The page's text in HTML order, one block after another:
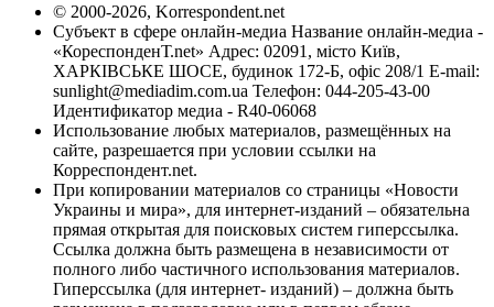
© 2000-2026, Korrespondent.net
Субъект в сфере онлайн-медиа Название онлайн-медиа -
«КореспонденТ.net» Адрес: 02091, місто Київ,
ХАРКІВСЬКЕ ШОСЕ, будинок 172-Б, офіс 208/1 E-mail:
sunlight@mediadim.com.ua Телефон: 044-205-43-00
Идентификатор медиа - R40-06068
Использование любых материалов, размещённых на
сайте, разрешается при условии ссылки на
Корреспондент.net.
При копировании материалов со страницы «Новости
Украины и мира», для интернет-изданий – обязательна
прямая открытая для поисковых систем гиперссылка.
Ссылка должна быть размещена в независимости от
полного либо частичного использования материалов.
Гиперссылка (для интернет- изданий) – должна быть